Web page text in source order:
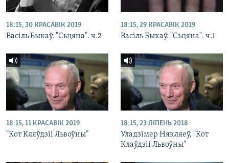
18:15, 30 КРАСАВІК 2019
Васіль Быкаў. "Сьцяна". ч.2
18:15, 29 КРАСАВІК 2019
Васіль Быкаў. "Сьцяна". ч.1
18:15, 11 КРАСАВІК 2019
"Кот Кляўдзіі Львоўны"
18:15, 23 ЛІПЕНЬ 2018
Уладзімер Някляеў, "Кот
Клаўдзіі Львоўны"